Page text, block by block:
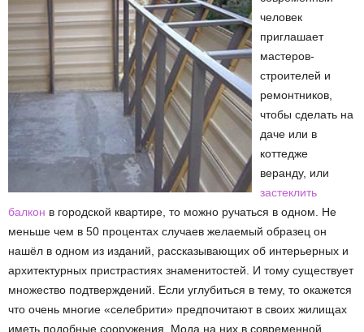
человек
приглашает
мастеров-
строителей и
ремонтников,
чтобы сделать на
даче или в
коттедже
веранду, или
застеклить
балкон в городской квартире, то можно ручаться в одном. Не
меньше чем в 50 процентах случаев желаемый образец он
нашёл в одном из изданий, рассказывающих об интерьерных и
архитектурных пристрастиях знаменитостей. И тому существует
множество подтверждений. Если углубиться в тему, то окажется
что очень многие «селебрити» предпочитают в своих жилищах
иметь подобные сооружения. Мода на них в современной